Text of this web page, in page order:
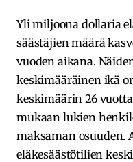
Yli miljoona dollaria
säästäjien määrä
vuoden aikana.
keskimääräinen ikä
keskimäärin 26
mukaan lukien
maksaman osuuden.
eläkesäästötilien